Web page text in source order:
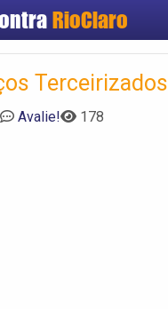
RioClaro
Cadastrar empresa
Criar conta
Terceirizados
Avalie! 178